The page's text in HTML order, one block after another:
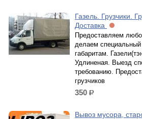
Газель. Грузчики.
Доставка
Предоставляем
делаем
габаритам.
Удлиненая. Выезд
требованию.
грузчиков
350 р.
Вывоз мусора,